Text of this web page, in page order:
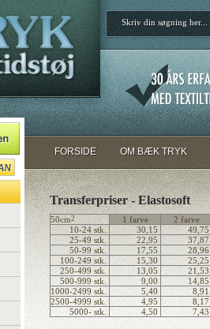
FORSIDE OM BÆK TRYK
Transferpriser - Elastosoft
50cm2 1 farve 2 farve
10-24 stk.
30,15 49,75
25-49 stk.
22,95 37,87
50-99 stk.
17,55 28,96
100-249 stk.
15,30 25,25
250-499 stk.
13,05 21,53
500-999 stk.
9,00 14,85
1000-2499 stk.
5,40 8,91
2500-4999 stk.
4,95 8,17
5000- stk.
4,50 7,43